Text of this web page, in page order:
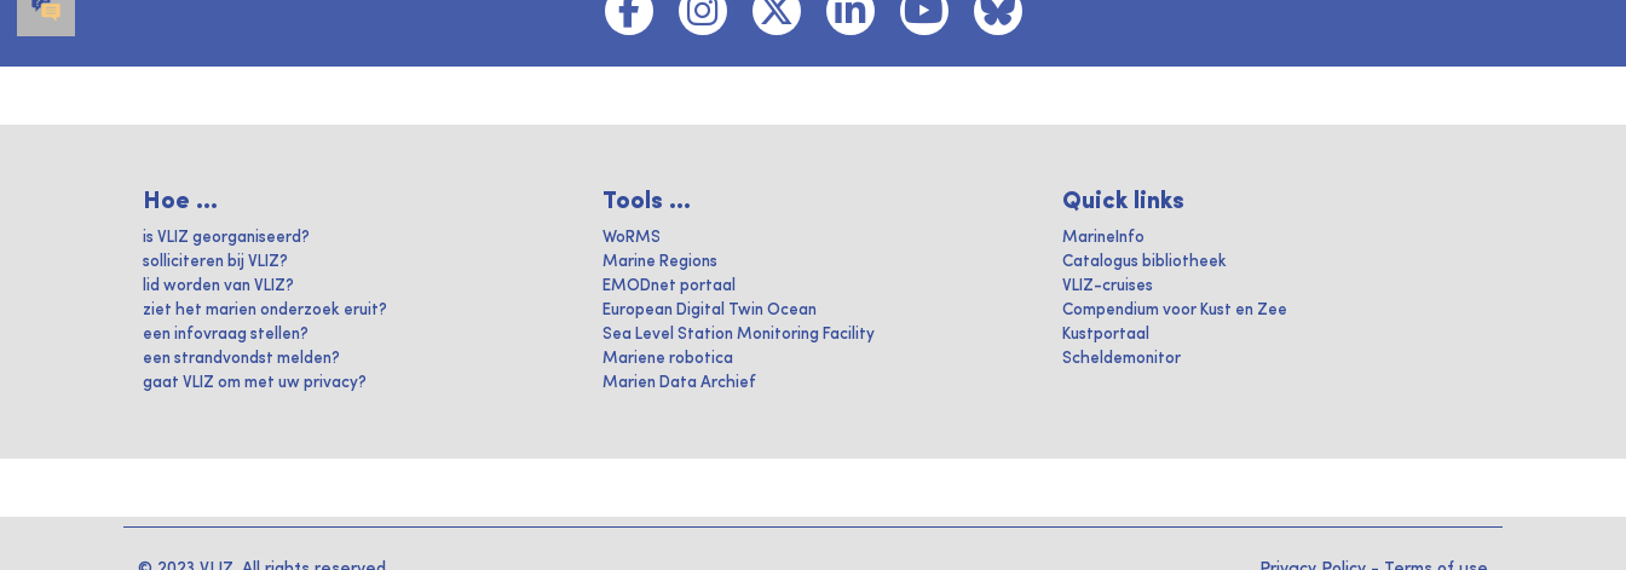
Hoe ...
is VLIZ georganiseerd?
solliciteren bij VLIZ?
lid worden van VLIZ?
ziet het marien onderzoek eruit?
een infovraag stellen?
een strandvondst melden?
gaat VLIZ om met uw privacy?
Tools ...
WoRMS
Marine Regions
EMODnet portaal
European Digital Twin Ocean
Sea Level Station Monitoring Facility
Mariene robotica
Marien Data Archief
Quick links
MarineInfo
Catalogus bibliotheek
VLIZ-cruises
Compendium voor Kust en Zee
Kustportaal
Scheldemonitor